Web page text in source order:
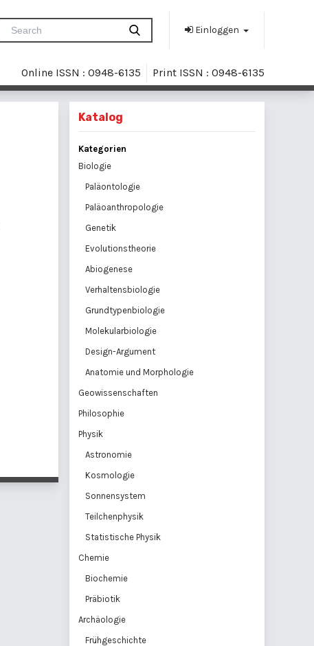
Einloggen
Online ISSN : 0948-6135 Print ISSN : 0948-6135
Katalog
Kategorien
Biologie
Paläontologie
Paläoanthropologie
Genetik
Evolutionstheorie
Abiogenese
Verhaltensbiologie
Grundtypenbiologie
Molekularbiologie
Design-Argument
Anatomie und Morphologie
Geowissenschaften
Philosophie
Physik
Astronomie
Kosmologie
Sonnensystem
Teilchenphysik
Statistische Physik
Chemie
Biochemie
Präbiotik
Archäologie
Frühgeschichte